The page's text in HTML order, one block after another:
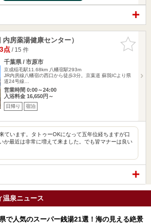
お気に入
りに追加
房薬湯健康センター）
点/ 15 件
千葉県 / 市原市
京成稲毛駅11.68km 八幡宿駅293m
JR内房線八幡宿の西口から徒歩3分。京葉道 蘇我ICより県
道24号線…
営業時間 0:00～24:00
入浴料金 16,650円～
日帰り 宿泊
ています。タトゥーOKになって五年位経ちますが口
か最近は非常に増えて来ました。でも皆マナーは良い
温泉ニュース
で人気のスーパー銭湯21選！海の見える絶景